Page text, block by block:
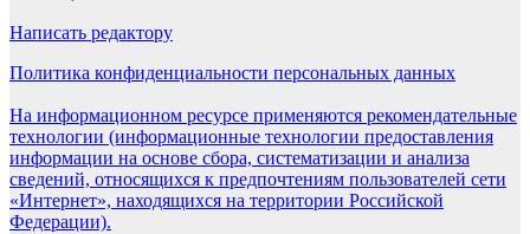
Написать редактору
Политика конфиденциальности персональных данных
На информационном ресурсе применяются рекомендательные
технологии (информационные технологии предоставления
информации на основе сбора, систематизации и анализа
сведений, относящихся к предпочтениям пользователей сети
«Интернет», находящихся на территории Российской
Федерации).